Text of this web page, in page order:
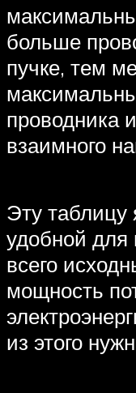
больше
пучке, тем
проводника
взаимного
Эту таблицу
удобной для
всего
мощность
из этого